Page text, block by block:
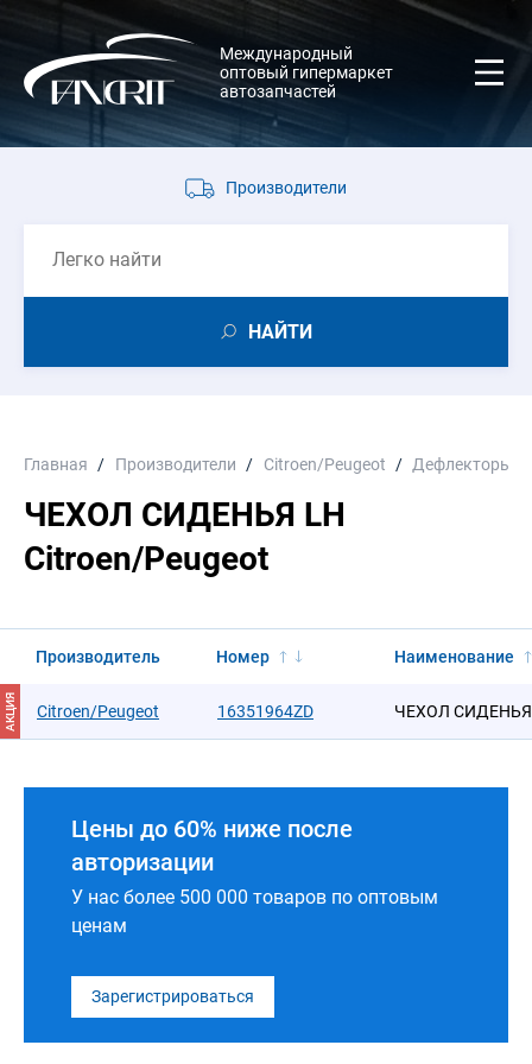
Международный
оптовый гипермаркет
автозапчастей
Производители
НАЙТИ
Главная Производители Citroen/Peugeot Дефлекторы,
ЧЕХОЛ СИДЕНЬЯ LH
Citroen/Peugeot
Производитель Номер Наименование
АКЦИЯ Citroen/Peugeot 16351964ZD ЧЕХОЛ СИДЕНЬЯ
Цены до 60% ниже после
авторизации
У нас более 500 000 товаров по оптовым
ценам
Зарегистрироваться